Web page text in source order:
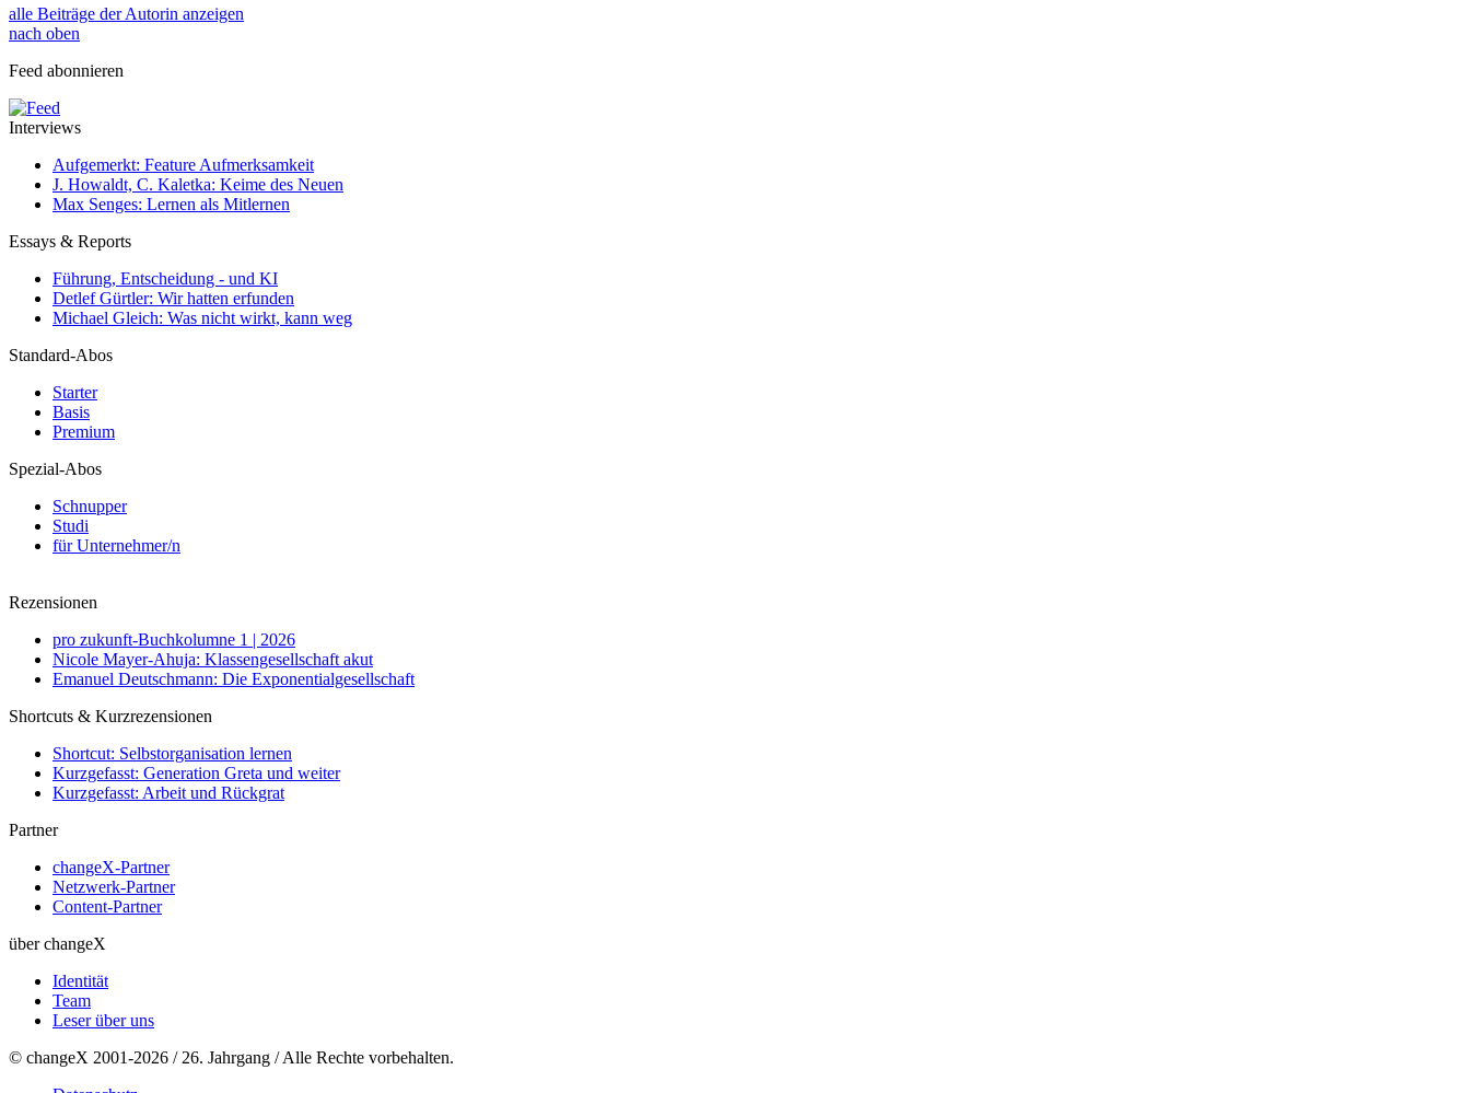
alle Beiträge der Autorin anzeigen
nach oben
Feed abonnieren
Interviews
Aufgemerkt: Feature Aufmerksamkeit
J. Howaldt, C. Kaletka: Keime des Neuen
Max Senges: Lernen als Mitlernen
Essays & Reports
Führung, Entscheidung - und KI
Detlef Gürtler: Wir hatten erfunden
Michael Gleich: Was nicht wirkt, kann weg
Standard-Abos
Starter
Basis
Premium
Spezial-Abos
Schnupper
Studi
für Unternehmer/n
Rezensionen
pro zukunft-Buchkolumne 1 | 2026
Nicole Mayer-Ahuja: Klassengesellschaft akut
Emanuel Deutschmann: Die Exponentialgesellschaft
Shortcuts & Kurzrezensionen
Shortcut: Selbstorganisation lernen
Kurzgefasst: Generation Greta und weiter
Kurzgefasst: Arbeit und Rückgrat
Partner
changeX-Partner
Netzwerk-Partner
Content-Partner
über changeX
Identität
Team
Leser über uns
© changeX 2001-2026 / 26. Jahrgang / Alle Rechte vorbehalten.